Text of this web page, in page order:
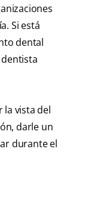
Si está
dental
la vista del
darle un
durante el